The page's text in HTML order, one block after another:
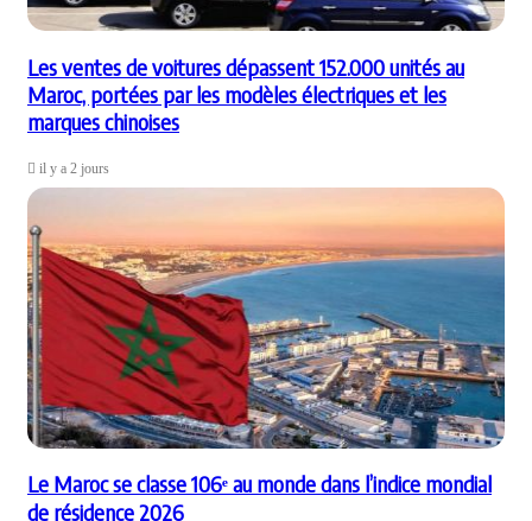
Les ventes de voitures dépassent 152.000 unités au
Maroc, portées par les modèles électriques et les
marques chinoises
il y a 2 jours
Le Maroc se classe 106ᵉ au monde dans l’indice mondial
de résidence 2026